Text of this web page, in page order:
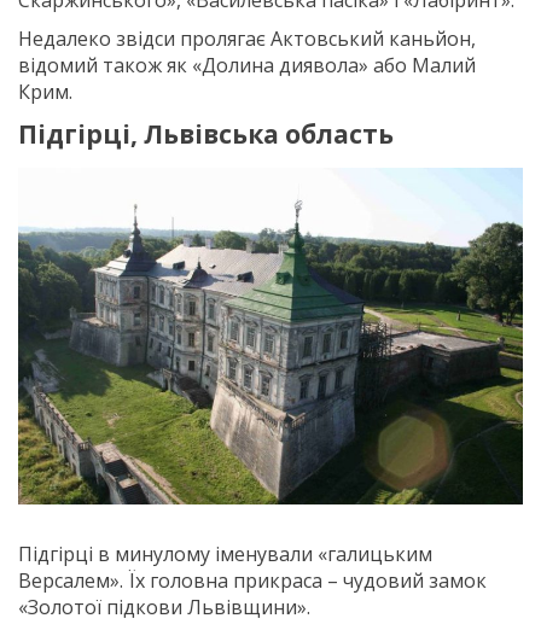
Недалеко звідси пролягає Актовський каньйон,
відомий також як «Долина диявола» або Малий
Крим.
Підгірці, Львівська область
Підгірці в минулому іменували «галицьким
Версалем». Їх головна прикраса – чудовий замок
«Золотої підкови Львівщини».